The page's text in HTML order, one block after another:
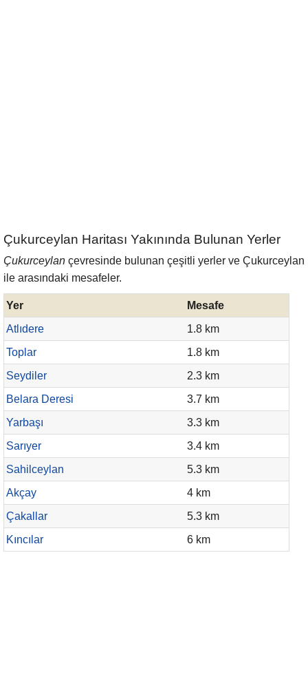
Çukurceylan Haritası Yakınında Bulunan Yerler
Çukurceylan çevresinde bulunan çeşitli yerler ve Çukurceylan
ile arasındaki mesafeler.
Yer
Mesafe
Atlıdere
1.8 km
Toplar
1.8 km
Seydiler
2.3 km
Belara Deresi
3.7 km
Yarbaşı
3.3 km
Sarıyer
3.4 km
Sahilceylan
5.3 km
Akçay
4 km
Çakallar
5.3 km
Kıncılar
6 km